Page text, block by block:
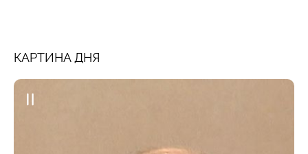
КАРТИНА ДНЯ